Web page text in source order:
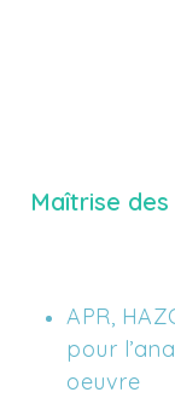
Maîtrise
APR,
pour
oeuvre